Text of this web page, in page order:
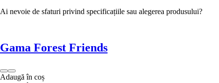
Ai nevoie de sfaturi privind specificațiile sau alegerea produsului?
Gama Forest Friends
Adaugă în coș